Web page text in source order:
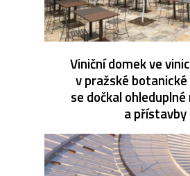
Viniční domek ve
v pražské
se dočkal
a přístavby